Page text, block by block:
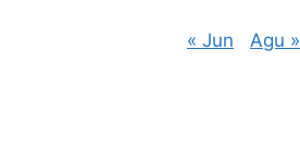
« Jun Agu »